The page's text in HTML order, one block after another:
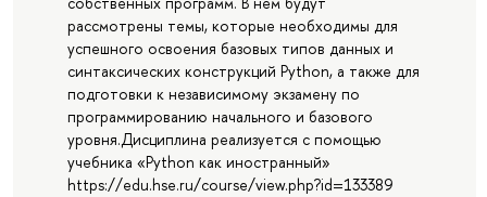
рассмотрены темы, которые необходимы для
успешного освоения базовых типов данных и
синтаксических конструкций Python, а также для
подготовки к независимому экзамену по
программированию начального и базового
уровня.Дисциплина реализуется с помощью
учебника «Python как иностранный»
https://edu.hse.ru/course/view.php?id=133389